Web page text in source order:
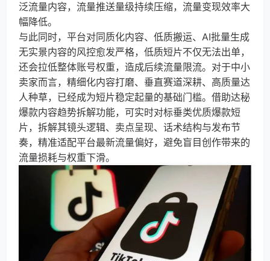
泛流量内容，流量推送量级持续压缩，流量变现效率大
幅降低。
与此同时，平台对同质化内容、低质搬运、AI批量生成
无实景内容的风控愈发严格，低质短片不仅无法出单，
还会拉低整体账号权重，造成后续流量限流。对于中小
卖家而言，精细化内容打磨、垂直赛道深耕、高质量达
人种草，已经成为短片稳定起量的基础门槛。借助达秘
爆款内容趋势拆解功能，可实时对标垂类优质爆款短
片，拆解其镜头逻辑、卖点呈现、话术结构与发布节
奏，精准适配平台最新流量偏好，避免盲目创作带来的
流量损耗与权重下滑。